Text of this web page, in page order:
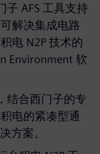
子 AFS 工具支持
解决集成电路
电 N2P 技术的
Environment 软
结合西门子的专
电的紧凑型通
方案。